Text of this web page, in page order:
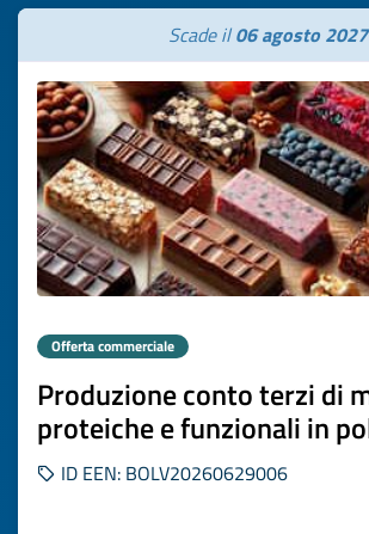
Scade il06 agosto 2027
Offerta commerciale
Produzione conto terzi di
proteiche e funzionali in
ID EEN: BOLV20260629006